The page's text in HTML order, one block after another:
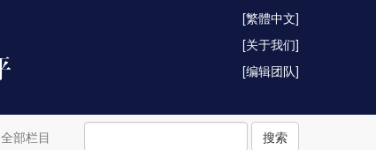
[繁體中文]
[关于我们]
[编辑团队]
全部栏目 搜索